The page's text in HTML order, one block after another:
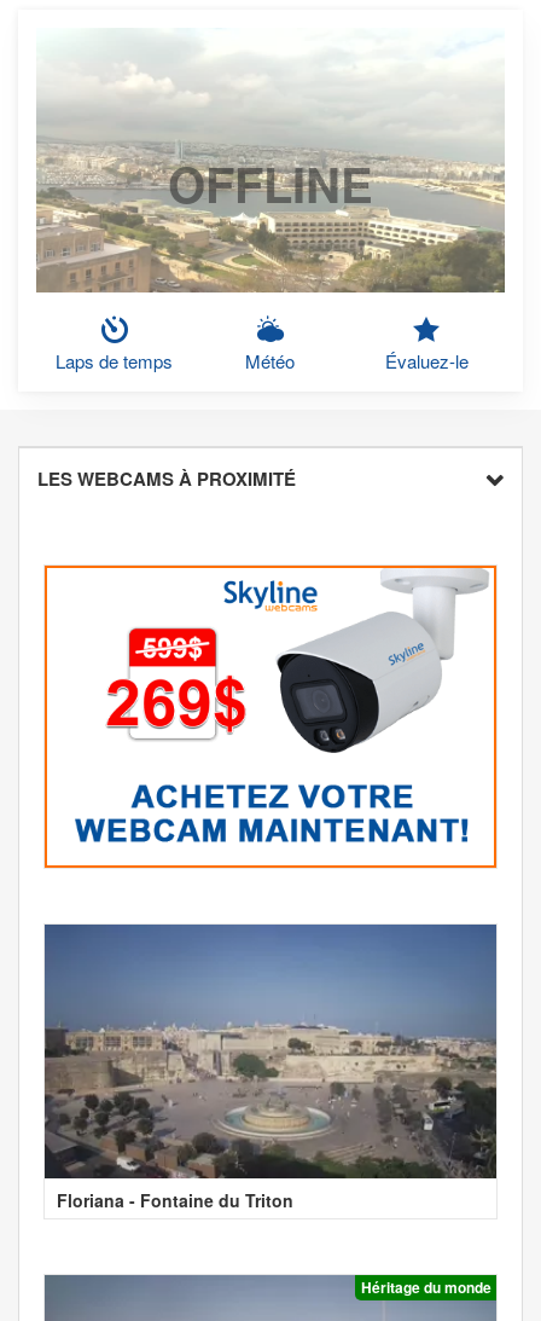
OFFLINE
Laps de temps Météo Évaluez-le
LES WEBCAMS À PROXIMITÉ
Floriana - Fontaine du Triton
Héritage du monde